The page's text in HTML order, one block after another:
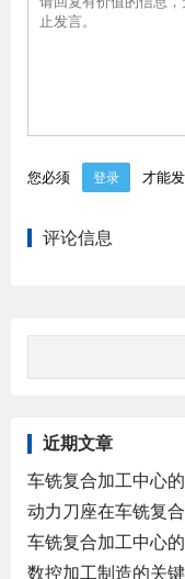
您必须 登录 才能
评论信息
近期文章
车铣复合加工中心
动力刀座在车铣复
车铣复合加工中心
数控加工制造的关